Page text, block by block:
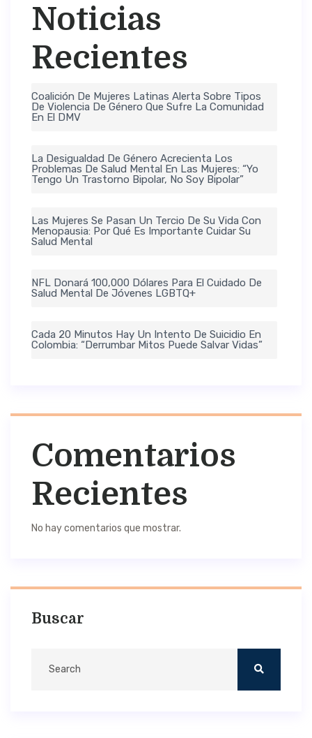
Noticias
Recientes
Coalición De Mujeres Latinas Alerta Sobre Tipos
De Violencia De Género Que Sufre La Comunidad
En El DMV
La Desigualdad De Género Acrecienta Los
Problemas De Salud Mental En Las Mujeres: “Yo
Tengo Un Trastorno Bipolar, No Soy Bipolar”
Las Mujeres Se Pasan Un Tercio De Su Vida Con
Menopausia: Por Qué Es Importante Cuidar Su
Salud Mental
NFL Donará 100,000 Dólares Para El Cuidado De
Salud Mental De Jóvenes LGBTQ+
Cada 20 Minutos Hay Un Intento De Suicidio En
Colombia: “Derrumbar Mitos Puede Salvar Vidas”
Comentarios
Recientes
No hay comentarios que mostrar.
Buscar